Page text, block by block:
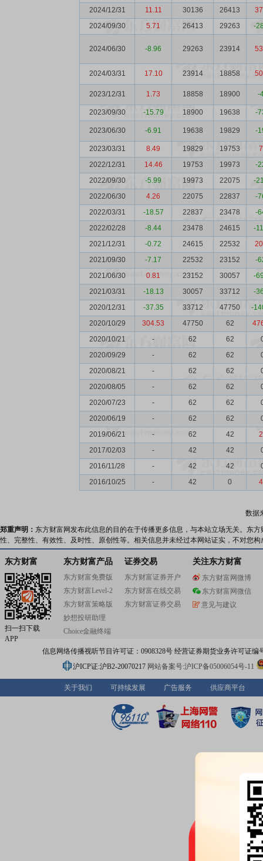
2024/12/31
11.11 30136 26413
2024/09/30
5.71 26413 29263 -
2024/06/30 -8.96 29263 23914
2024/03/31 17.10 23914 18858
2023/12/31 1.73 18858 18900 -
2023/09/30 -15.79 18900 19638 -
2023/06/30 -6.91 19638 19829 -
2023/03/31 8.49 19829 19753
2022/12/31
14.46 19753 19973
-
2022/09/30
-5.99 19973 22075
-
2022/06/30
4.26 22075 22837
-
2022/03/31
-18.57 22837 23478
-
2022/02/28
-8.44 23478 24615
-
2021/12/31
-0.72 24615 22532
2021/09/30
-7.17 22532 23152
-
2021/06/30
0.81 23152 30057
-
2021/03/31
-18.13 30057 33712
-
2020/12/31
-37.35 33712 47750
-
2020/10/29
304.53 47750 62
2020/10/21
- 62 62
2020/09/29
- 62 62
2020/08/21
- 62 62
2020/08/05
- 62 62
2020/07/23
- 62 62
2020/06/19
- 62 62
2019/06/21
- 62 42
2017/02/03
- 42 42
2016/11/28
- 42 42
2016/10/25
- 42 0
数据
郑重声明： 东方财富网发布此信息的目的在于传播更多信息，与本站立场无关。东
性、完整性、有效性、及时性、原创性等。相关信息并未经过本网站证实，不对您
东方财富
扫一扫下载
APP
东方财富产品
东方财富免费版
东方财富Level-2
东方财富策略版
妙想投研助理
Choice金融终端
证券交易
东方财富证券开户
东方财富在线交易
东方财富证券交易
关注东方财富
东方财富网微博
东方财富网微信
意见与建议
信息网络传播视听节目许可证：0908328号 经营证券期货业务许可证编
沪ICP证:沪B2-20070217 网站备案号:沪ICP备05006054号-11
关于我们 可持续发展 广告服务 供应商平台